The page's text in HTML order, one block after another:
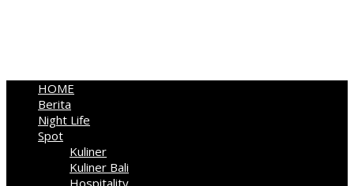
HOME
Berita
Night Life
Spot
Kuliner
Kuliner Bali
Hospitality